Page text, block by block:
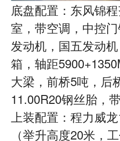
底盘配置：东风锦
室，带空调，中控
发动机，国五发动
箱，轴距
大梁，前桥5吨，后
11.00R20钢丝胎，带
上装配置：程力威
（举升高度20米，